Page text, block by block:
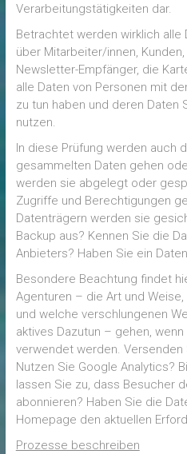
Verarbeitungstätigkeiten dar.
Betrachtet werden wirklich alle
über Mitarbeiter/innen,
Newsletter-Empfänger, die
alle Daten von Personen mit
zu tun haben und deren Daten
nutzen.
In diese Prüfung werden auch
gesammelten Daten gehen
werden sie abgelegt oder
Zugriffe und Berechtigungen
Datenträgern werden sie
Backup aus? Kennen Sie die
Anbieters? Haben Sie ein
Besondere Beachtung findet
Agenturen – die Art und
und welche verschlungenen
aktives Dazutun – gehen,
verwendet werden.
Nutzen Sie Google Analytics?
lassen Sie zu, dass Besucher
abonnieren? Haben Sie die
Homepage den aktuellen
Prozesse beschreiben